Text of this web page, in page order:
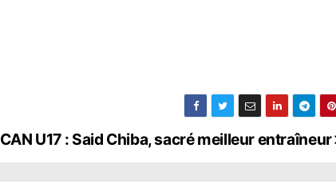
CAN U17 : Said Chiba, sacré meilleur entraîneur